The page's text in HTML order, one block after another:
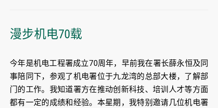
漫步机电70载
今年是机电工程署成立70周年，早前我在署长薛永恒及同
事陪同下，参观了机电署位于九龙湾的总部大楼，了解部
门的工作。我知道署方在推动创新科技、培训人才等方面
都有一定的成绩和经验。本星期，我特别邀请几位机电署